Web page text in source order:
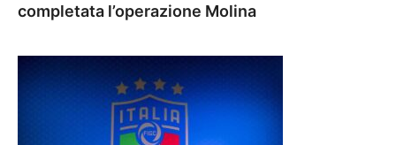
completata l’operazione Molina